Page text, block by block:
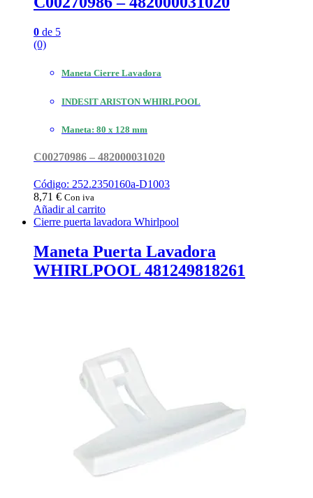
0 de 5
(0)
Maneta Cierre Lavadora
INDESIT ARISTON WHIRLPOOL
Maneta: 80 x 128 mm
C00270986 – 482000031020
Código: 252.2350160a-D1003
8,71 € Con iva
Añadir al carrito
Cierre puerta lavadora Whirlpool
Maneta Puerta Lavadora
WHIRLPOOL 481249818261